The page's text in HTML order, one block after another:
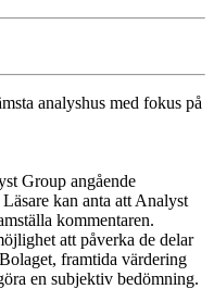
analyshus med fokus på
Group angående
kan anta att Analyst
kommentaren.
att påverka de delar
framtida värdering
en subjektiv bedömning.